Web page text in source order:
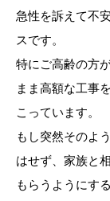
急性を訴えて不
スです。
特にご高齢の方
まま高額な工事
こっています。
もし突然そのよ
はせず、家族と
もらうようにす